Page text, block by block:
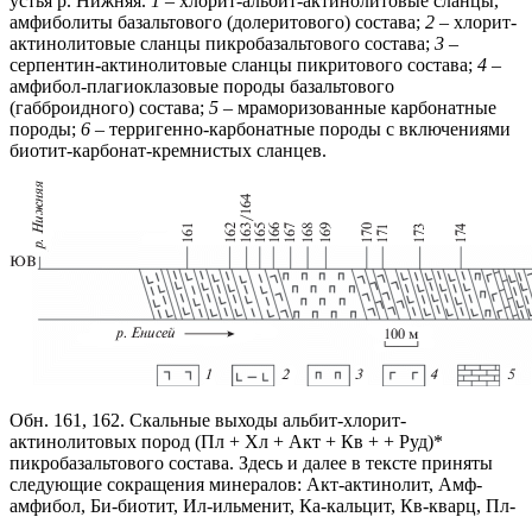
амфиболиты базальтового (долеритового) состава; 2 – хлорит-
актинолитовые сланцы пикробазальтового состава; 3 –
серпентин-актинолитовые сланцы пикритового состава; 4 –
амфибол-плагиоклазовые породы базальтового
(габброидного) состава; 5 – мраморизованные карбонатные
породы; 6 – терригенно-карбонатные породы с включениями
биотит-карбонат-кремнистых сланцев.
Обн. 161, 162. Скальные выходы альбит-хлорит-
актинолитовых пород (Пл + Хл + Акт + Кв + + Руд)*
пикробазальтового состава. Здесь и далее в тексте приняты
следующие сокращения минералов: Акт-актинолит, Амф-
амфибол, Би-биотит, Ил-ильменит, Ка-кальцит, Кв-кварц, Пл-